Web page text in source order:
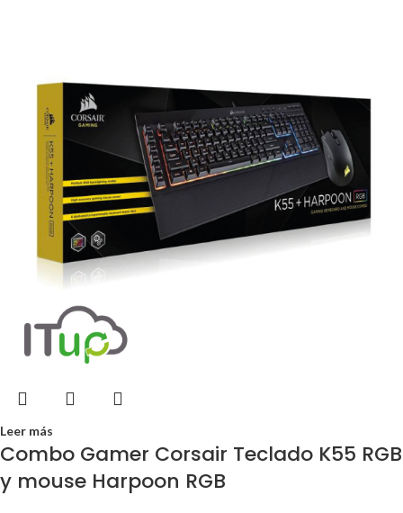
Leer más
Combo Gamer Corsair Teclado K55 RGB
y mouse Harpoon RGB